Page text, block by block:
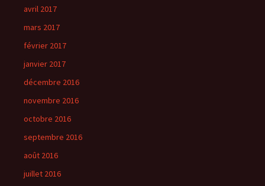
avril 2017
mars 2017
février 2017
janvier 2017
décembre 2016
novembre 2016
octobre 2016
septembre 2016
août 2016
juillet 2016